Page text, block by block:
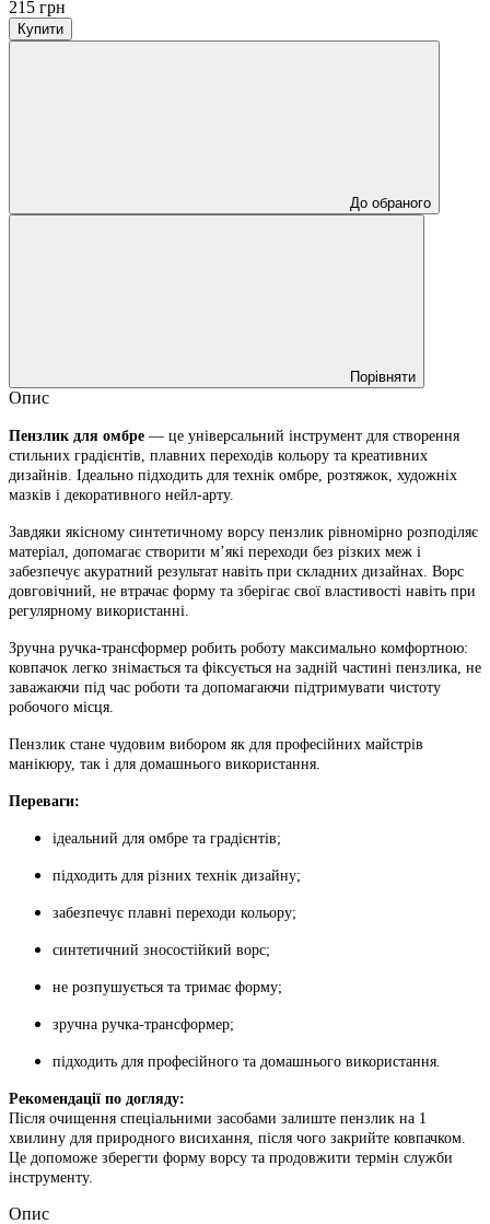
215 грн
Купити
До обраного
Порівняти
Опис
Пензлик для омбре — це універсальний інструмент для створення
стильних градієнтів, плавних переходів кольору та креативних
дизайнів. Ідеально підходить для технік омбре, розтяжок, художніх
мазків і декоративного нейл-арту.
Завдяки якісному синтетичному ворсу пензлик рівномірно розподіляє
матеріал, допомагає створити м’які переходи без різких меж і
забезпечує акуратний результат навіть при складних дизайнах. Ворс
довговічний, не втрачає форму та зберігає свої властивості навіть при
регулярному використанні.
Зручна ручка-трансформер робить роботу максимально комфортною:
ковпачок легко знімається та фіксується на задній частині пензлика, не
заважаючи під час роботи та допомагаючи підтримувати чистоту
робочого місця.
Пензлик стане чудовим вибором як для професійних майстрів
манікюру, так і для домашнього використання.
Переваги:
ідеальний для омбре та градієнтів;
підходить для різних технік дизайну;
забезпечує плавні переходи кольору;
синтетичний зносостійкий ворс;
не розпушується та тримає форму;
зручна ручка-трансформер;
підходить для професійного та домашнього використання.
Рекомендації по догляду:
Після очищення спеціальними засобами залиште пензлик на 1
хвилину для природного висихання, після чого закрийте ковпачком.
Це допоможе зберегти форму ворсу та продовжити термін служби
інструменту.
Опис